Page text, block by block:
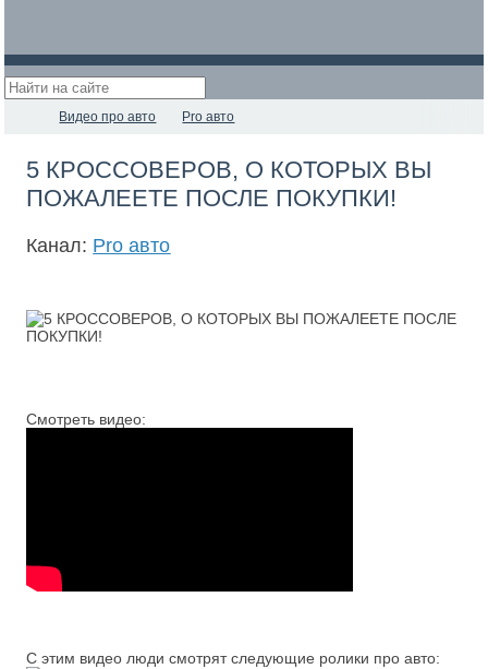
Видео про авто Pro авто
5 КРОССОВЕРОВ, О КОТОРЫХ ВЫ
ПОЖАЛЕЕТЕ ПОСЛЕ ПОКУПКИ!
Канал: Pro авто
Смотреть видео:
С этим видео люди смотрят следующие ролики про авто: